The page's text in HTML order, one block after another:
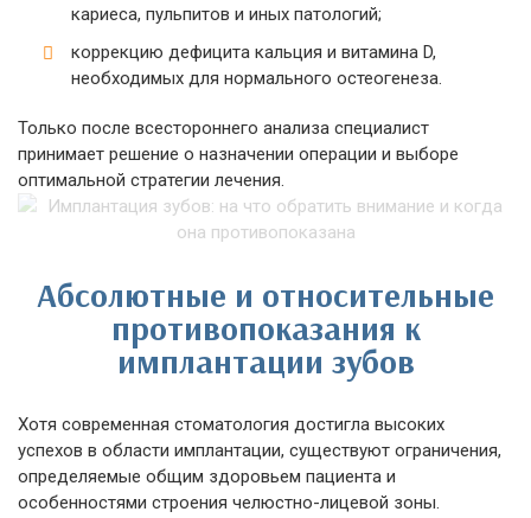
кариеса, пульпитов и иных патологий;
коррекцию дефицита кальция и витамина D,
необходимых для нормального остеогенеза.
Только после всестороннего анализа специалист
принимает решение о назначении операции и выборе
оптимальной стратегии лечения.
Абсолютные и относительные
противопоказания к
имплантации зубов
Хотя современная стоматология достигла высоких
успехов в области имплантации, существуют ограничения,
определяемые общим здоровьем пациента и
особенностями строения челюстно-лицевой зоны.